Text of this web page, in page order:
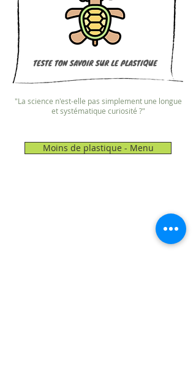
"La science n'est-elle pas simplement une longue
et systématique curiosité ?"
Moins de plastique - Menu